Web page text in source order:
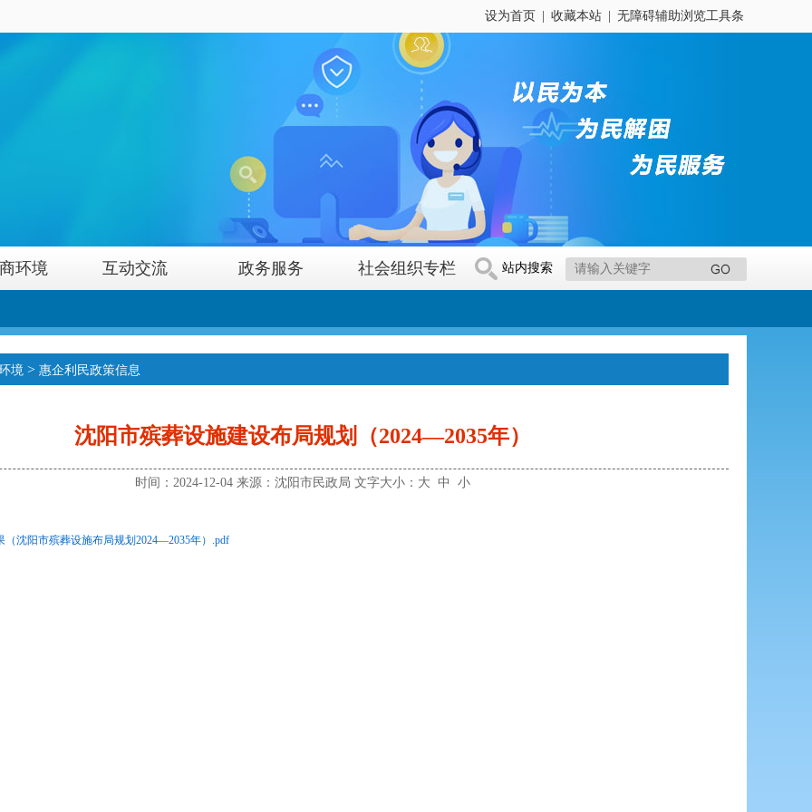
设为首页 收藏本站 无障碍辅助浏览工具条
环境 互动交流 政务服务 社会组织专栏 站内搜索
境 > 惠企利民政策信息
沈阳市殡葬设施建设布局规划（2024—2035年）
时间：2024-12-04 来源：沈阳市民政局 文字大小： 大 中 小
（沈阳市殡葬设施布局规划2024—2035年）.pdf